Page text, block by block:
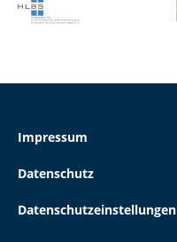
Impressum
Datenschutz
Datenschutzeinstellungen